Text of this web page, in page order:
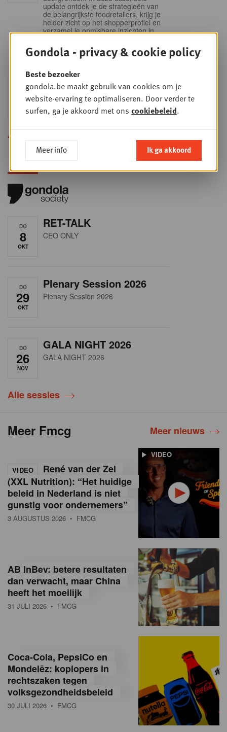
update ontdek je de strategieën van
de belangrijkste foodretailers, krijg je
helder zicht op het shopperprofiel en
verzamel je onmisbare inzichten in
ooit.
DO
24
Sales & nego Summit
2026
Sales & Nego summit 2026
Alle opleidingen
DO
8
OKT
RET-TALK
CEO ONLY
DO
29
OKT
Plenary Session 2026
Plenary Session 2026
DO
26
NOV
GALA NIGHT 2026
GALA NIGHT 2026
Alle sessies
Meer Fmcg Meer nieuws
VIDEO
VIDEO
René van der Zel
(XXL Nutrition): “Het huidige
beleid in Nederland is niet
gunstig voor ondernemers”
3 AUGUSTUS 2026 • FMCG
AB InBev: betere resultaten
dan verwacht, maar China
heeft het moeilijk
31 JULI 2026 • FMCG
Coca-Cola, PepsiCo en
Mondelēz: koplopers in
rechtszaken tegen
volksgezondheidsbeleid
30 JULI 2026 • FMCG
Gondola - privacy & cookie policy
Beste bezoeker
gondola.be maakt gebruik van cookies om je
website-ervaring te optimaliseren. Door verder te
surfen, ga je akkoord met ons cookiebeleid.
Meer info Ik ga akkoord